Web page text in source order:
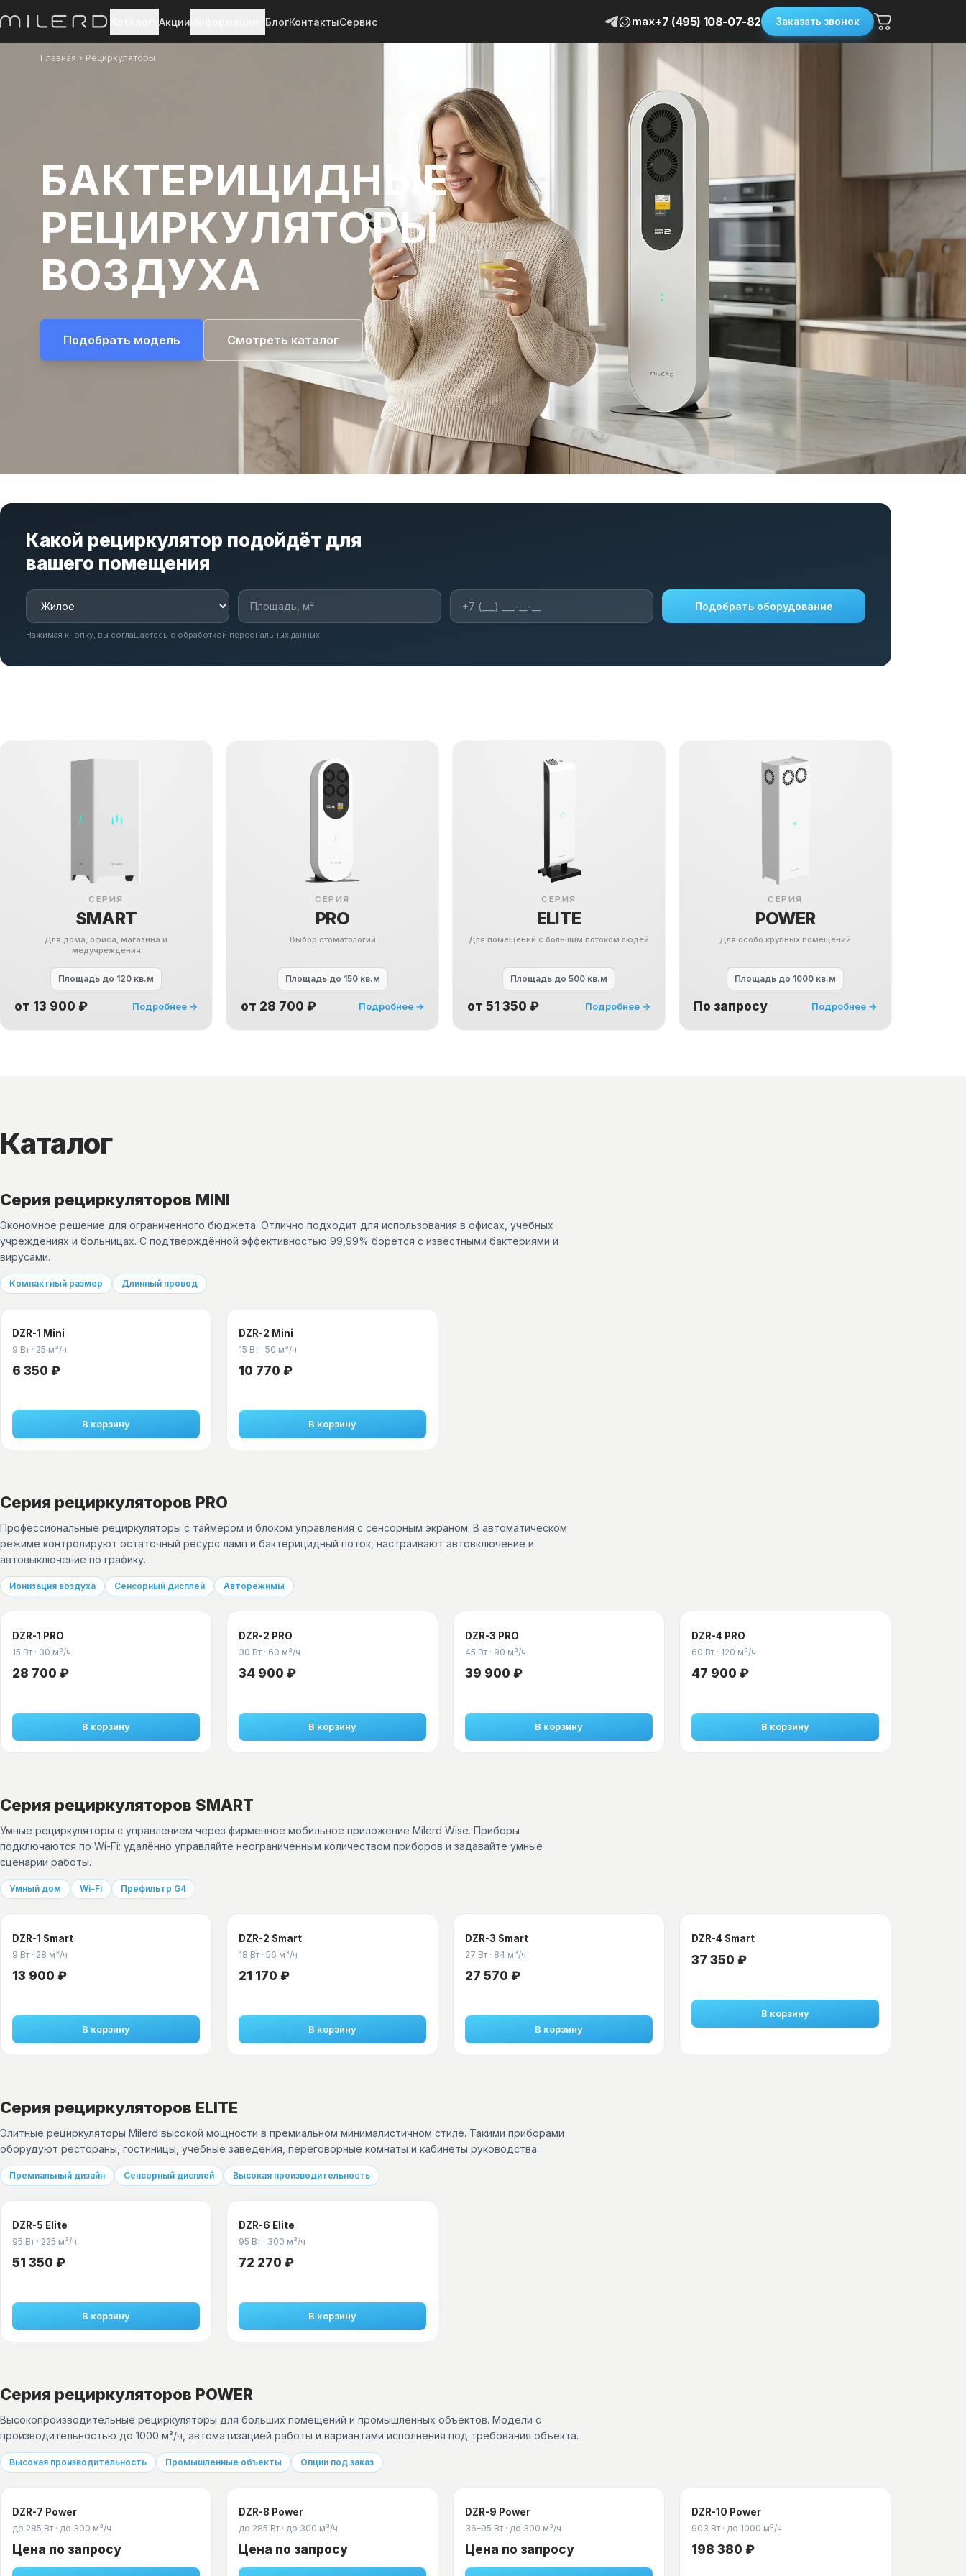
Акции БлогКонтактыСервис max+7 (495) 108-07-82 Заказать звонок
Главная › Рециркуляторы
БАКТЕРИЦИДНЫЕ
РЕЦИРКУЛЯТОРЫ
ВОЗДУХА
Подобрать модель Смотреть каталог
СЕРИЯ
SMART
Для дома, офиса, магазина и
медучреждения
Площадь до 120 кв.м
от 13 900 ₽ Подробнее →
СЕРИЯ
PRO
Выбор стоматологий
Площадь до 150 кв.м
от 28 700 ₽ Подробнее →
СЕРИЯ
ELITE
Для помещений с большим потоком людей
Площадь до 500 кв.м
от 51 350 ₽ Подробнее →
СЕРИЯ
POWER
Для особо крупных помещений
Площадь до 1000 кв.м
По запросу Подробнее →
Какой рециркулятор подойдёт для
вашего помещения
Подобрать оборудование
Нажимая кнопку, вы соглашаетесь с обработкой персональных данных
Каталог
Серия рециркуляторов MINI
Экономное решение для ограниченного бюджета. Отлично подходит для использования в офисах, учебных
учреждениях и больницах. С подтверждённой эффективностью 99,99% борется с известными бактериями и
вирусами.
Компактный размер Длинный провод
DZR-1 Mini
9 Вт · 25 м³/ч
6 350 ₽
В корзину
DZR-2 Mini
15 Вт · 50 м³/ч
10 770 ₽
В корзину
Серия рециркуляторов PRO
Профессиональные рециркуляторы с таймером и блоком управления с сенсорным экраном. В автоматическом
режиме контролируют остаточный ресурс ламп и бактерицидный поток, настраивают автовключение и
автовыключение по графику.
Ионизация воздуха Сенсорный дисплей Авторежимы
DZR-1 PRO
15 Вт · 30 м³/ч
28 700 ₽
В корзину
DZR-2 PRO
30 Вт · 60 м³/ч
34 900 ₽
В корзину
DZR-3 PRO
45 Вт · 90 м³/ч
39 900 ₽
В корзину
DZR-4 PRO
60 Вт · 120 м³/ч
47 900 ₽
В корзину
Серия рециркуляторов SMART
Умные рециркуляторы с управлением через фирменное мобильное приложение Milerd Wise. Приборы
подключаются по Wi-Fi: удалённо управляйте неограниченным количеством приборов и задавайте умные
сценарии работы.
Умный дом Wi-Fi Префильтр G4
DZR-1 Smart
9 Вт · 28 м³/ч
13 900 ₽
В корзину
DZR-2 Smart
18 Вт · 56 м³/ч
21 170 ₽
В корзину
DZR-3 Smart
27 Вт · 84 м³/ч
27 570 ₽
В корзину
DZR-4 Smart
37 350 ₽
В корзину
Серия рециркуляторов ELITE
Элитные рециркуляторы Milerd высокой мощности в премиальном минималистичном стиле. Такими приборами
оборудуют рестораны, гостиницы, учебные заведения, переговорные комнаты и кабинеты руководства.
Премиальный дизайн Сенсорный дисплей Высокая производительность
DZR-5 Elite
95 Вт · 225 м³/ч
51 350 ₽
В корзину
DZR-6 Elite
95 Вт · 300 м³/ч
72 270 ₽
В корзину
Серия рециркуляторов POWER
Высокопроизводительные рециркуляторы для больших помещений и промышленных объектов. Модели с
производительностью до 1000 м³/ч, автоматизацией работы и вариантами исполнения под требования объекта.
Высокая производительность Промышленные объекты Опции под заказ
DZR-7 Power
до 285 Вт · до 300 м³/ч
Цена по запросу
DZR-8 Power
до 285 Вт · до 300 м³/ч
Цена по запросу
DZR-9 Power
36–95 Вт · до 300 м³/ч
Цена по запросу
DZR-10 Power
903 Вт · до 1000 м³/ч
198 380 ₽